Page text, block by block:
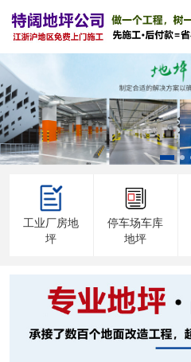
工业厂房地
坪
停车场车库
地坪